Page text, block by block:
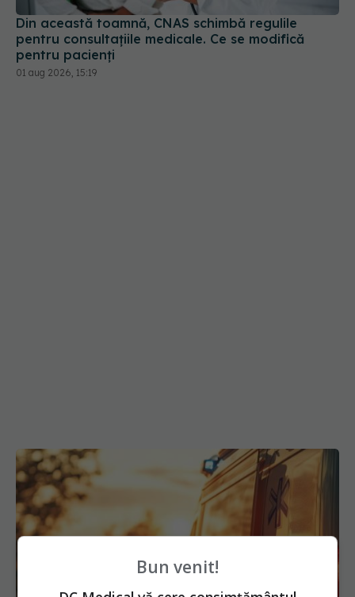
Din această toamnă, CNAS schimbă regulile
pentru consultațiile medicale. Ce se modifică
pentru pacienți
01 aug 2026, 15:19
Bun venit!